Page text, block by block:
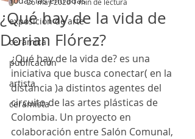
exposición de arte
cerámica
publicación
artista
ceramista
¿Qué hay de la vida de
Dorian Flórez?
¿Qué hay de la vida de? es una
iniciativa que busca conectar( en la
distancia )a distintos agentes del
circuito de las artes plásticas de
Colombia. Un proyecto en
colaboración entre Salón Comunal,